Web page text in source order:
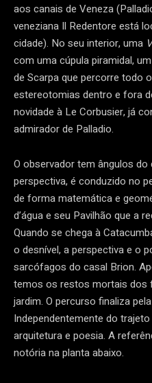
aos canais de Veneza
veneziana Il Redentore está
cidade). No seu interior, uma
com uma cúpula piramidal,
de Scarpa que percorre todo
estereotomias dentro e fora
novidade à Le Corbusier, já
admirador de Palladio.
O observador tem ângulos
perspectiva, é conduzido no
de forma matemática e
d’água e seu Pavilhão que a
Quando se chega à
o desnível, a perspectiva e o
sarcófagos do casal Brion.
temos os restos mortais dos
jardim. O percurso finaliza
Independentemente do
arquitetura e poesia. A
notória na planta abaixo.